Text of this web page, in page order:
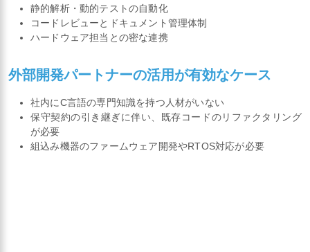
静的解析・動的テストの自動化
コードレビューとドキュメント管理体制
ハードウェア担当との密な連携
外部開発パートナーの活用が有効なケース
社内にC言語の専門知識を持つ人材がいない
保守契約の引き継ぎに伴い、既存コードのリファクタリング
が必要
組込み機器のファームウェア開発やRTOS対応が必要